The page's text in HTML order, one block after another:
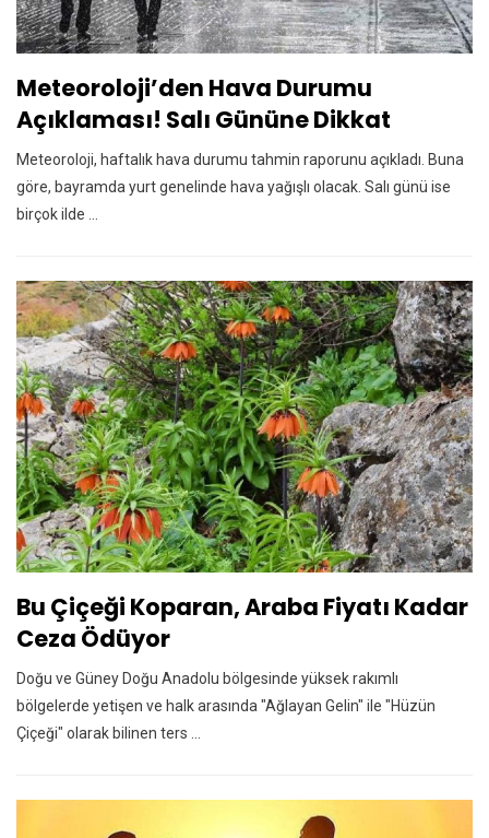
Meteoroloji’den Hava Durumu
Açıklaması! Salı Gününe Dikkat
Meteoroloji, haftalık hava durumu tahmin raporunu açıkladı. Buna
göre, bayramda yurt genelinde hava yağışlı olacak. Salı günü ise
birçok ilde ...
Bu Çiçeği Koparan, Araba Fiyatı Kadar
Ceza Ödüyor
Doğu ve Güney Doğu Anadolu bölgesinde yüksek rakımlı
bölgelerde yetişen ve halk arasında "Ağlayan Gelin" ile "Hüzün
Çiçeği" olarak bilinen ters ...